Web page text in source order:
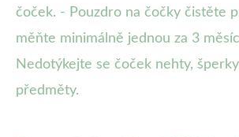
čoček. - Pouzdro na čočky čistěte
měňte minimálně jednou za 3
Nedotýkejte se čoček nehty,
předměty.